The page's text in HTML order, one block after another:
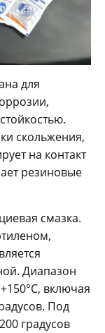
для
скольжения,
на контакт
резиновые
смазка.
Диапазон
включая
Под
градусов